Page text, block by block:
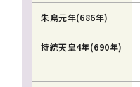
朱鳥元年(686年)
持統天皇4年(690年)